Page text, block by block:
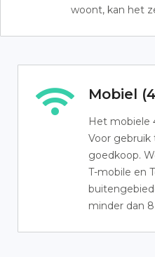
woont, kan het
Mobiel
Het mobiele
Voor gebruik
goedkoop.
T-mobile en
minder dan